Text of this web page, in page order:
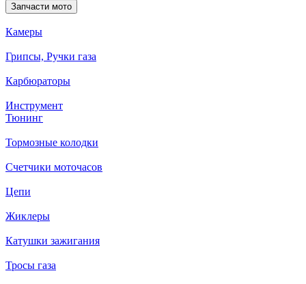
Запчасти мото
Камеры
Грипсы, Ручки газа
Карбюраторы
Инструмент
Тюнинг
Тормозные колодки
Счетчики моточасов
Цепи
Жиклеры
Катушки зажигания
Тросы газа